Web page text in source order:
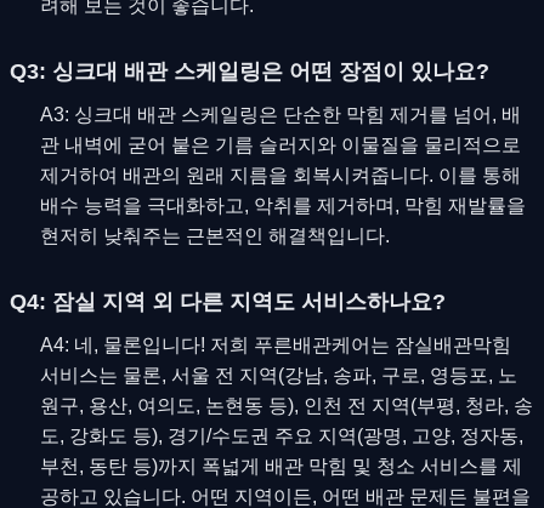
려해 보는 것이 좋습니다.
Q3: 싱크대 배관 스케일링은 어떤 장점이 있나요?
A3: 싱크대 배관 스케일링은 단순한 막힘 제거를 넘어, 배
관 내벽에 굳어 붙은 기름 슬러지와 이물질을 물리적으로
제거하여 배관의 원래 지름을 회복시켜줍니다. 이를 통해
배수 능력을 극대화하고, 악취를 제거하며, 막힘 재발률을
현저히 낮춰주는 근본적인 해결책입니다.
Q4: 잠실 지역 외 다른 지역도 서비스하나요?
A4: 네, 물론입니다! 저희 푸른배관케어는 잠실배관막힘
서비스는 물론, 서울 전 지역(강남, 송파, 구로, 영등포, 노
원구, 용산, 여의도, 논현동 등), 인천 전 지역(부평, 청라, 송
도, 강화도 등), 경기/수도권 주요 지역(광명, 고양, 정자동,
부천, 동탄 등)까지 폭넓게 배관 막힘 및 청소 서비스를 제
공하고 있습니다. 어떤 지역이든, 어떤 배관 문제든 불편을